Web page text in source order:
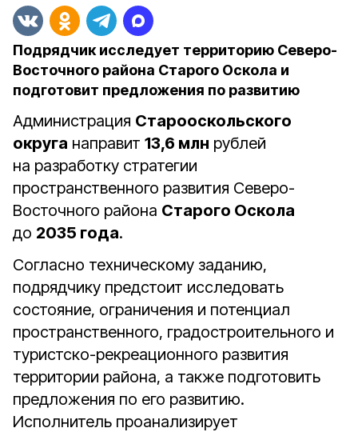
Подрядчик исследует территорию Северо-
Восточного района Старого Оскола и
подготовит предложения по развитию
Администрация Старооскольского
округа направит 13,6 млн рублей
на разработку стратегии
пространственного развития Северо-
Восточного района Старого Оскола
до 2035 года.
Согласно техническому заданию,
подрядчику предстоит исследовать
состояние, ограничения и потенциал
пространственного, градостроительного и
туристско-рекреационного развития
территории района, а также подготовить
предложения по его развитию.
Исполнитель проанализирует